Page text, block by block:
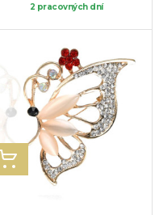
slobody, preto pokiaľ ste
práve pre Vás. Brošňa je
vhodná na akýkoľvek Váš
obľúbený kúsok oblečenia.
2 pracovných dní
VLOŽIŤ DO KOŠÍKA